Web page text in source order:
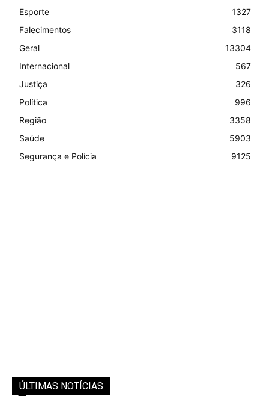
Esporte
1327
Falecimentos
3118
Geral
13304
Internacional
567
Justiça
326
Política
996
Região
3358
Saúde
5903
Segurança e Polícia
9125
ÚLTIMAS NOTÍCIAS